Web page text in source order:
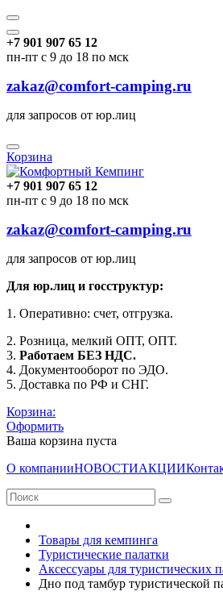
+7 901 907 65 12
пн-пт с 9 до 18 по мск
zakaz@comfort-camping.ru
для запросов от юр.лиц
Корзина
+7 901 907 65 12
пн-пт с 9 до 18 по мск
zakaz@comfort-camping.ru
для запросов от юр.лиц
Для юр.лиц и госструктур:
1. Оперативно: счет, отгрузка.
2. Розница, мелкий ОПТ, ОПТ.
3. Работаем БЕЗ НДС.
4. Документооборот по ЭДО.
5. Доставка по РФ и СНГ.
Корзина:
Оформить
Ваша корзина пуста
О компанииНОВОСТИАКЦИИ
Товары для кемпинга
Туристические палатки
Аксессуары для туристических
Дно под тамбур туристической